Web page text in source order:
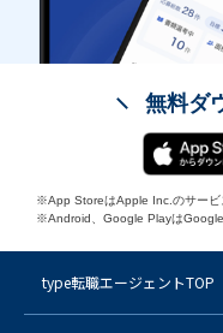
無料ダ
※App StoreはApple Inc.のサービ
※Android、Google PlayはGoogle
type転職エージェントTOP